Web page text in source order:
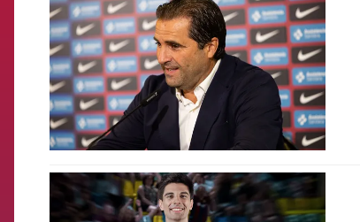
FCB Barcelona badge
FCB Barcelona badge